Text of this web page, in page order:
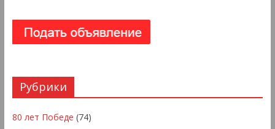
Рубрики
80 лет Победе (74)